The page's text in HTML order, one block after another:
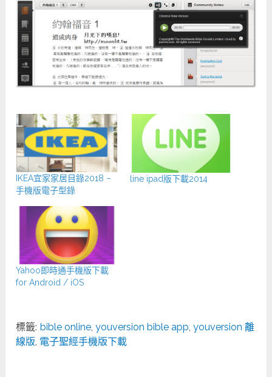
IKEA宜家家居目錄2018 –
手機版電子型錄
line ipad版下載2014
Yahoo即時通手機版下載
for Android / iOS
標籤: bible online,youversion bible app,youversion 離
線版, 電子聖經手機版下載